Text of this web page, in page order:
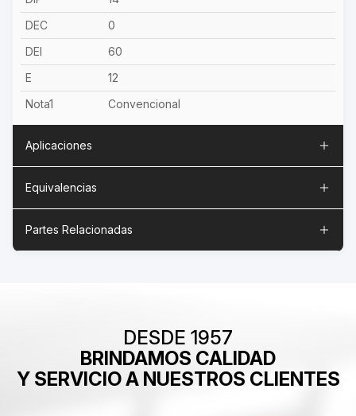
DEC
0
DEI
60
E
12
Nota1
Convencional
Aplicaciones
Equivalencias
Partes Relacionadas
DESDE 1957
BRINDAMOS CALIDAD
Y SERVICIO A NUESTROS CLIENTES